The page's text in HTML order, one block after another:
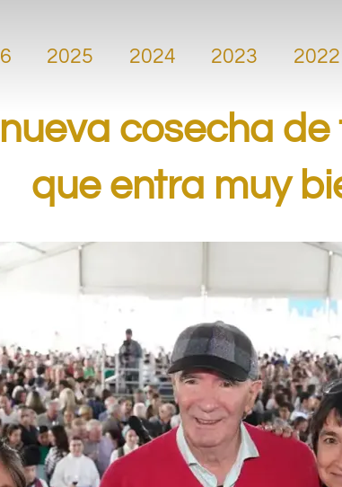
2025 2024 2023 2022
.
cosecha
que entra muy